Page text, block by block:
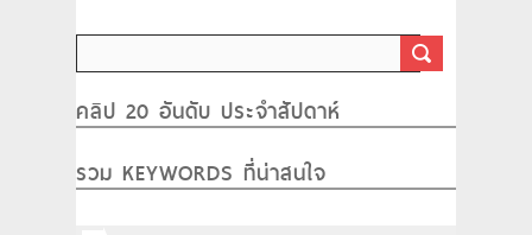
คลิป 20 อันดับ ประจำสัปดาห์
รวม KEYWORDS ที่น่าสนใจ